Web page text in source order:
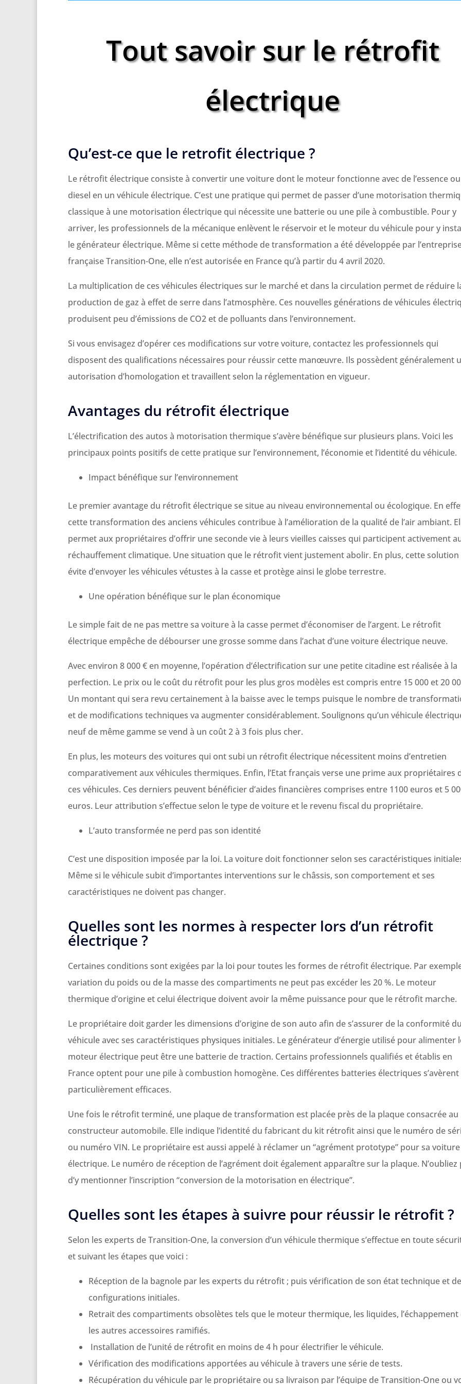
Tout savoir sur le rétrofit
électrique
Qu’est-ce que le retrofit électrique ?
Le rétrofit électrique consiste à convertir une voiture dont le moteur fonctionne avec de l’essence ou
diesel en un véhicule électrique. C’est une pratique qui permet de passer d’une motorisation
classique à une motorisation électrique qui nécessite une batterie ou une pile à combustible. Pour y
arriver, les professionnels de la mécanique enlèvent le réservoir et le moteur du véhicule pour y
le générateur électrique. Même si cette méthode de transformation a été développée par
française Transition-One, elle n’est autorisée en France qu’à partir du 4 avril 2020.
La multiplication de ces véhicules électriques sur le marché et dans la circulation permet de réduire
production de gaz à effet de serre dans l’atmosphère. Ces nouvelles générations de véhicules
produisent peu d’émissions de CO2 et de polluants dans l’environnement.
Si vous envisagez d’opérer ces modifications sur votre voiture, contactez les professionnels qui
disposent des qualifications nécessaires pour réussir cette manœuvre. Ils possèdent généralement
autorisation d’homologation et travaillent selon la réglementation en vigueur.
Avantages du rétrofit électrique
L’électrification des autos à motorisation thermique s’avère bénéfique sur plusieurs plans. Voici les
principaux points positifs de cette pratique sur l’environnement, l’économie et l’identité du véhicule.
Impact bénéfique sur l’environnement
Le premier avantage du rétrofit électrique se situe au niveau environnemental ou écologique. En
cette transformation des anciens véhicules contribue à l’amélioration de la qualité de l’air ambiant.
permet aux propriétaires d’offrir une seconde vie à leurs vieilles caisses qui participent activement
réchauffement climatique. Une situation que le rétrofit vient justement abolir. En plus, cette solution
évite d’envoyer les véhicules vétustes à la casse et protège ainsi le globe terrestre.
Une opération bénéfique sur le plan économique
Le simple fait de ne pas mettre sa voiture à la casse permet d’économiser de l’argent. Le rétrofit
électrique empêche de débourser une grosse somme dans l’achat d’une voiture électrique neuve.
Avec environ 8 000 € en moyenne, l’opération d’électrification sur une petite citadine est réalisée à la
perfection. Le prix ou le coût du rétrofit pour les plus gros modèles est compris entre 15 000 et 20
Un montant qui sera revu certainement à la baisse avec le temps puisque le nombre de
et de modifications techniques va augmenter considérablement. Soulignons qu’un véhicule
neuf de même gamme se vend à un coût 2 à 3 fois plus cher.
En plus, les moteurs des voitures qui ont subi un rétrofit électrique nécessitent moins d’entretien
comparativement aux véhicules thermiques. Enfin, l’Etat français verse une prime aux propriétaires
ces véhicules. Ces derniers peuvent bénéficier d’aides financières comprises entre 1100 euros et 5
euros. Leur attribution s’effectue selon le type de voiture et le revenu fiscal du propriétaire.
L’auto transformée ne perd pas son identité
C’est une disposition imposée par la loi. La voiture doit fonctionner selon ses caractéristiques
Même si le véhicule subit d’importantes interventions sur le châssis, son comportement et ses
caractéristiques ne doivent pas changer.
Quelles sont les normes à respecter lors d’un rétrofit
électrique ?
Certaines conditions sont exigées par la loi pour toutes les formes de rétrofit électrique. Par
variation du poids ou de la masse des compartiments ne peut pas excéder les 20 %. Le moteur
thermique d’origine et celui électrique doivent avoir la même puissance pour que le rétrofit marche.
Le propriétaire doit garder les dimensions d’origine de son auto afin de s’assurer de la conformité du
véhicule avec ses caractéristiques physiques initiales. Le générateur d’énergie utilisé pour alimenter
moteur électrique peut être une batterie de traction. Certains professionnels qualifiés et établis en
France optent pour une pile à combustion homogène. Ces différentes batteries électriques s’avèrent
particulièrement efficaces.
Une fois le rétrofit terminé, une plaque de transformation est placée près de la plaque consacrée au
constructeur automobile. Elle indique l’identité du fabricant du kit rétrofit ainsi que le numéro de
ou numéro VIN. Le propriétaire est aussi appelé à réclamer un “agrément prototype” pour sa voiture
électrique. Le numéro de réception de l’agrément doit également apparaître sur la plaque. N’oubliez
d’y mentionner l’inscription “conversion de la motorisation en électrique”.
Quelles sont les étapes à suivre pour réussir le rétrofit ?
Selon les experts de Transition-One, la conversion d’un véhicule thermique s’effectue en toute
et suivant les étapes que voici :
Réception de la bagnole par les experts du rétrofit ; puis vérification de son état technique et
configurations initiales.
Retrait des compartiments obsolètes tels que le moteur thermique, les liquides, l’échappement
les autres accessoires ramifiés.
Installation de l’unité de rétrofit en moins de 4 h pour électrifier le véhicule.
Vérification des modifications apportées au véhicule à travers une série de tests.
Récupération du véhicule par le propriétaire ou sa livraison par l’équipe de Transition-One ou